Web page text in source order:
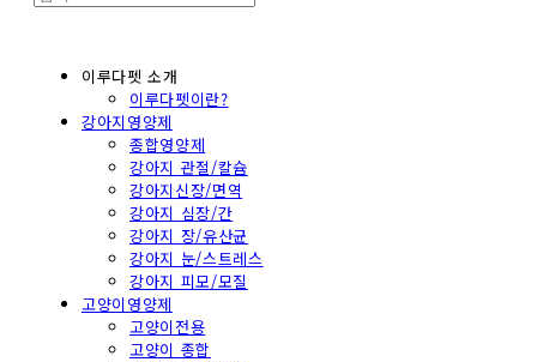
이루다펫 소개
이루다펫이란?
강아지영양제
종합영양제
강아지 관절/칼슘
강아지신장/면역
강아지 심장/간
강아지 장/유산균
강아지 눈/스트레스
강아지 피모/모질
고양이영양제
고양이전용
고양이 종합